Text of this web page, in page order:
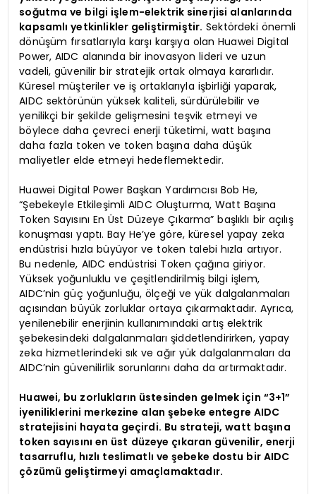
soğutma ve bilgi işlem-elektrik sinerjisi alanlarında
kapsamlı yetkinlikler geliştirmiştir. Sektördeki önemli
dönüşüm fırsatlarıyla karşı karşıya olan Huawei Digital
Power, AIDC alanında bir inovasyon lideri ve uzun
vadeli, güvenilir bir stratejik ortak olmaya kararlıdır.
Küresel müşteriler ve iş ortaklarıyla işbirliği yaparak,
AIDC sektörünün yüksek kaliteli, sürdürülebilir ve
yenilikçi bir şekilde gelişmesini teşvik etmeyi ve
böylece daha çevreci enerji tüketimi, watt başına
daha fazla token ve token başına daha düşük
maliyetler elde etmeyi hedeflemektedir.
Huawei Digital Power Başkan Yardımcısı Bob He,
“Şebekeyle Etkileşimli AIDC Oluşturma, Watt Başına
Token Sayısını En Üst Düzeye Çıkarma” başlıklı bir açılış
konuşması yaptı. Bay He’ye göre, küresel yapay zeka
endüstrisi hızla büyüyor ve token talebi hızla artıyor.
Bu nedenle, AIDC endüstrisi Token çağına giriyor.
Yüksek yoğunluklu ve çeşitlendirilmiş bilgi işlem,
AIDC’nin güç yoğunluğu, ölçeği ve yük dalgalanmaları
açısından büyük zorluklar ortaya çıkarmaktadır. Ayrıca,
yenilenebilir enerjinin kullanımındaki artış elektrik
şebekesindeki dalgalanmaları şiddetlendirirken, yapay
zeka hizmetlerindeki sık ve ağır yük dalgalanmaları da
AIDC’nin güvenilirlik sorunlarını daha da artırmaktadır.
Huawei, bu zorlukların üstesinden gelmek için “3+1”
iyeniliklerini merkezine alan şebeke entegre AIDC
stratejisini hayata geçirdi. Bu strateji, watt başına
token sayısını en üst düzeye çıkaran güvenilir, enerji
tasarruflu, hızlı teslimatlı ve şebeke dostu bir AIDC
çözümü geliştirmeyi amaçlamaktadır.